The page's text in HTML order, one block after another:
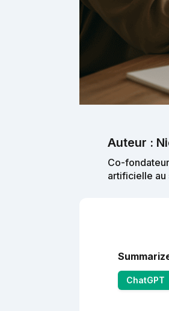
Auteur :
Co-
artificielle au
ChatGPT